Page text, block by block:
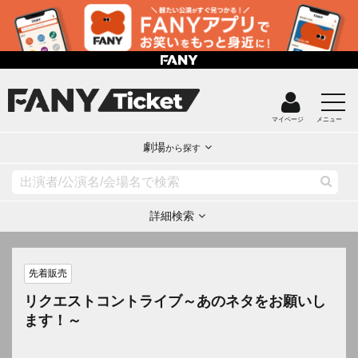
マイページ メニュー
劇場から探す
詳細検索
先着販売
リクエストコントライブ～あのネタをお願いし
ます！～